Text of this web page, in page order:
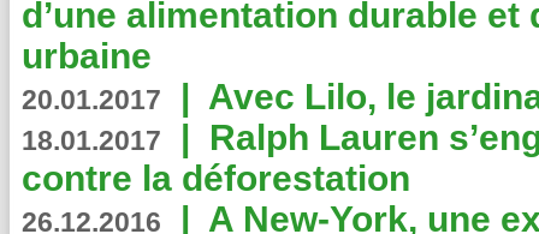
d’une alimentation durable et
urbaine
20.01.2017 | Avec Lilo, le
18.01.2017 | Ralph Lauren
contre la déforestation
26.12.2016 | A New-York, une